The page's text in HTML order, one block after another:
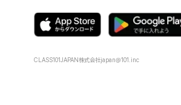
CLASS101JAPAN株式会社japan@101.inc